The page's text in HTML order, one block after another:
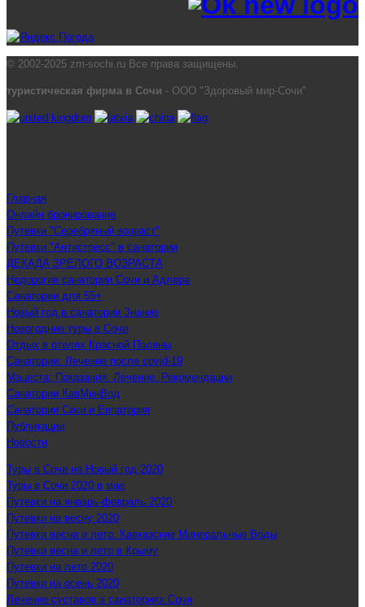
© 2002-2025 zm-sochi.ru Все права защищены.
туристическая фирма в Сочи - ООО "Здоровый мир-Сочи"
Главная
Онлайн бронирование
Путевки "Серебряный возраст"
Путевки "Антистресс" в санатории
ДЕКАДА ЗРЕЛОГО ВОЗРАСТА
Недорогие санатории Сочи и Адлера
Санатории для 55+
Новый год в санатории Знание
Новогодние туры в Сочи
Отдых в отелях Красной Поляны
Санатории: Лечение после covid-19
Мацеста: Показания. Лечение. Рекомендации
Санатории КавМинВод
Санатории Саки и Евпатория
Публикации
Новости
Туры в Сочи на Новый год 2020
Туры в Сочи 2020 в мае
Путевки на январь-февраль 2020
Путевки на весну 2020
Путевки весна и лето. Кавказские Минеральные Воды
Путевки весна и лето в Крыму
Путевки на лето 2020
Путевки на осень 2020
Лечение суставов в санаториях Сочи